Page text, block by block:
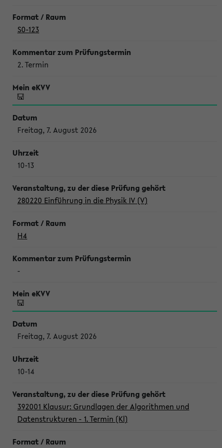
S0-123
2. Termin
Freitag, 7. August 2026
10-13
280220 Einführung in die Physik IV (V)
H4
-
Freitag, 7. August 2026
10-14
392001 Klausur: Grundlagen der Algorithmen und
Datenstrukturen - 1. Termin (Kl)